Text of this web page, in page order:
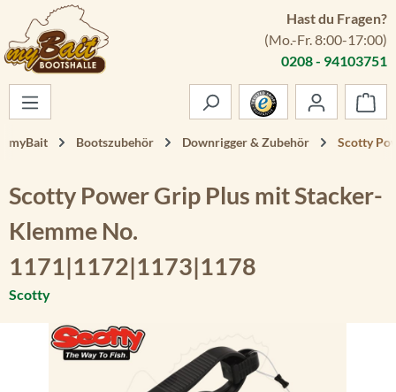
Zum Hauptinhalt springen
Hast du Fragen?
(Mo.-Fr. 8:00-17:00)
0208 - 94103751
myBait Bootszubehör Downrigger & Zubehör Scotty
Scotty Power Grip Plus mit Stacker-
Klemme No.
1171|1172|1173|1178
Scotty
Bildergalerie überspringen